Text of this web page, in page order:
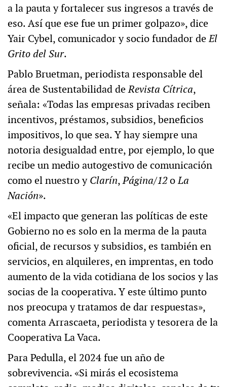
a la pauta y fortalecer sus ingresos a través de
eso. Así que ese fue un primer golpazo», dice
Yair Cybel, comunicador y socio fundador deEl
Grito del Sur.
Pablo Bruetman, periodista responsable del
área de Sustentabilidad deRevista Cítrica,
señala: «Todas las empresas privadas reciben
incentivos, préstamos, subsidios, beneficios
impositivos, lo que sea. Y hay siempre una
notoria desigualdad entre, por ejemplo, lo que
recibe un medio autogestivo de comunicación
como el nuestro yClarín,Página/12oLa
Nación».
«El impacto que generan las políticas de este
Gobierno no es solo en la merma de la pauta
oficial, de recursos y subsidios, es también en
servicios, en alquileres, en imprentas, en todo
aumento de la vida cotidiana de los socios y las
socias de la cooperativa. Y este último punto
nos preocupa y tratamos de dar respuestas»,
comenta Arrascaeta, periodista y tesorera de la
Cooperativa La Vaca.
Para Pedulla, el 2024 fue un año de
sobrevivencia. «Si mirás el ecosistema